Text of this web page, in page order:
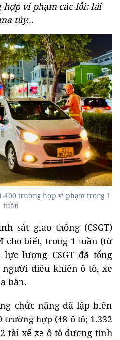
hợp vi phạm các lỗi: lái
túy...
trường hợp vi phạm trong 1
tuần
sát giao thông (CSGT)
cho biết, trong 1 tuần (từ
lực lượng CSGT đã tổng
người điều khiển ô tô, xe
bàn.
chức năng đã lập biên
trường hợp (48 ô tô; 1.332
tài xế xe ô tô dương tính